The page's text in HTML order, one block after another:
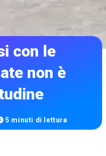
con le
non è
5 minuti di lettura